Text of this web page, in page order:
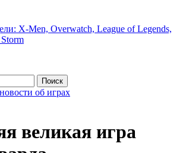
X-Men, Overwatch, League of Legends,
об играх
великая игра